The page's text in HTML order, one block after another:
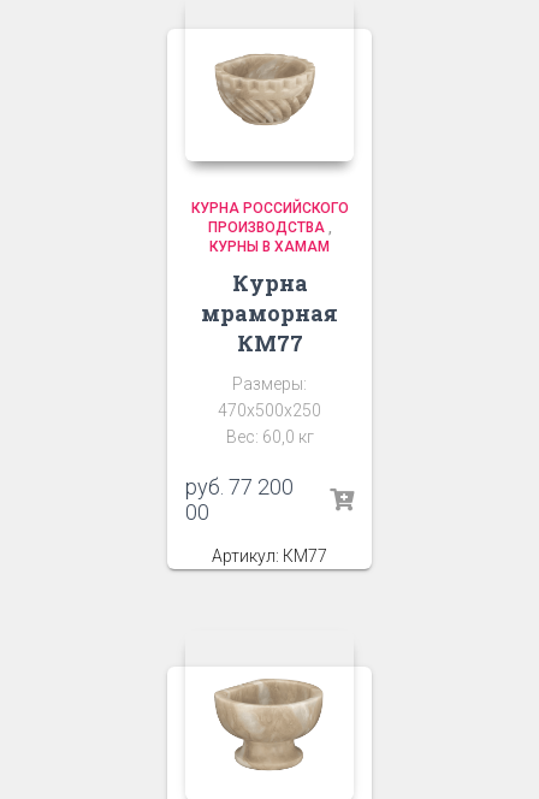
КУРНА РОССИЙСКОГО
ПРОИЗВОДСТВА,
КУРНЫ В ХАМАМ
Курна
мраморная
КМ77
Размеры:
470х500х250
Вес: 60,0 кг
руб. 77 200
00
Артикул: КМ77